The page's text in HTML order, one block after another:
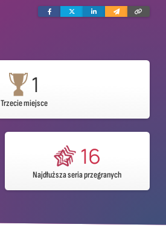
FacebookTwitterLinkedinWyślij
e-
link
1
Trzecie miejsce
16
Najdłuższa seria przegranych